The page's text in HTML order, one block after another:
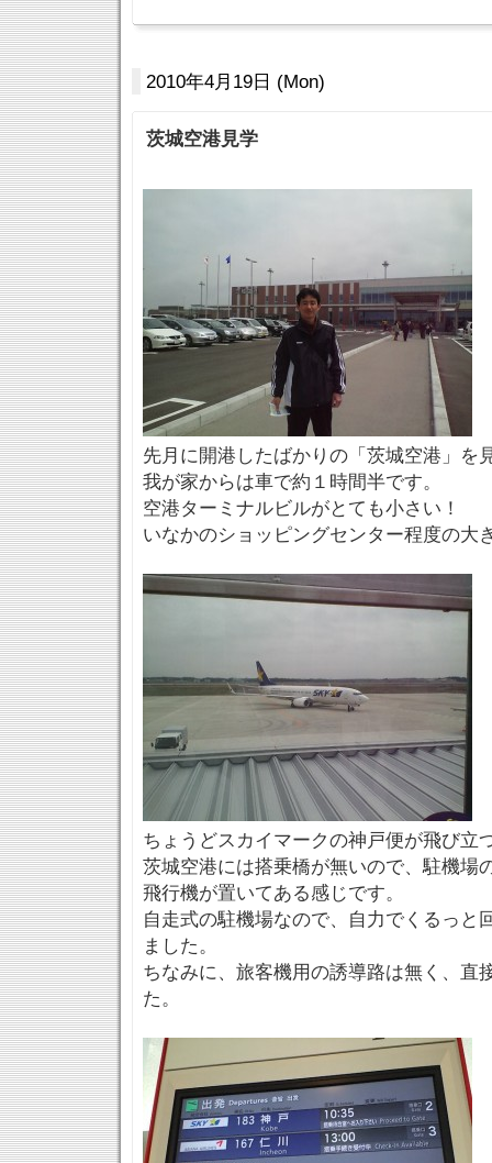
2010年4月19日 (Mon)
茨城空港見学
先月に開港したばかりの「茨城空港」を
我が家からは車で約１時間半です。
空港ターミナルビルがとても小さい！
いなかのショッピングセンター程度の大
ちょうどスカイマークの神戸便が飛び立
茨城空港には搭乗橋が無いので、駐機場
飛行機が置いてある感じです。
自走式の駐機場なので、自力でくるっと
ました。
ちなみに、旅客機用の誘導路は無く、直
た。